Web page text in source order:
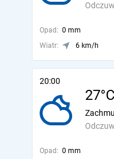
Opad: 0 mm
Wiatr:
6 km/h
20:00
27°C
Opad: 0 mm